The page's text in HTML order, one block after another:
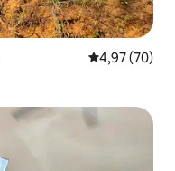
4,97 (70)